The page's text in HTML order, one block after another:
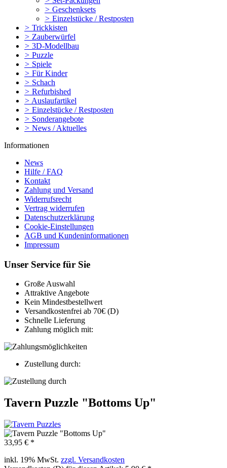
> Geschenksets
> Einzelstücke / Restposten
> Trickkisten
> Zauberwürfel
> 3D-Modellbau
> Puzzle
> Spiele
> Für Kinder
> Schach
> Refurbished
> Auslaufartikel
> Einzelstücke / Restposten
> Sonderangebote
> News / Aktuelles
Informationen
News
Hilfe / FAQ
Kontakt
Zahlung und Versand
Widerrufsrecht
Vertrag widerrufen
Datenschutzerklärung
Cookie-Einstellungen
AGB und Kundeninformationen
Impressum
Unser Service für Sie
Große Auswahl
Attraktive Angebote
Kein Mindestbestellwert
Versandkostenfrei ab 70€ (D)
Schnelle Lieferung
Zahlung möglich mit:
Zustellung durch:
Tavern Puzzle "Bottoms Up"
33,95 € *
inkl. 19% MwSt. zzgl. Versandkosten